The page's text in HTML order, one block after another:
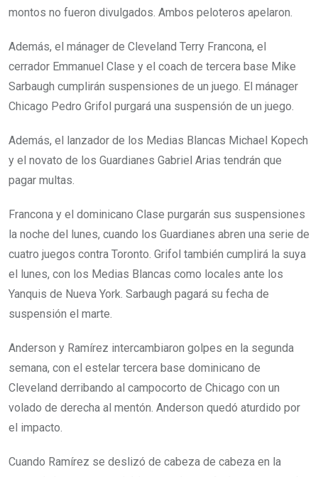
montos no fueron divulgados. Ambos peloteros apelaron.
Además, el mánager de Cleveland Terry Francona, el
cerrador Emmanuel Clase y el coach de tercera base Mike
Sarbaugh cumplirán suspensiones de un juego. El mánager
Chicago Pedro Grifol purgará una suspensión de un juego.
Además, el lanzador de los Medias Blancas Michael Kopech
y el novato de los Guardianes Gabriel Arias tendrán que
pagar multas.
Francona y el dominicano Clase purgarán sus suspensiones
la noche del lunes, cuando los Guardianes abren una serie de
cuatro juegos contra Toronto. Grifol también cumplirá la suya
el lunes, con los Medias Blancas como locales ante los
Yanquis de Nueva York. Sarbaugh pagará su fecha de
suspensión el marte.
Anderson y Ramírez intercambiaron golpes en la segunda
semana, con el estelar tercera base dominicano de
Cleveland derribando al campocorto de Chicago con un
volado de derecha al mentón. Anderson quedó aturdido por
el impacto.
Cuando Ramírez se deslizó de cabeza de cabeza en la